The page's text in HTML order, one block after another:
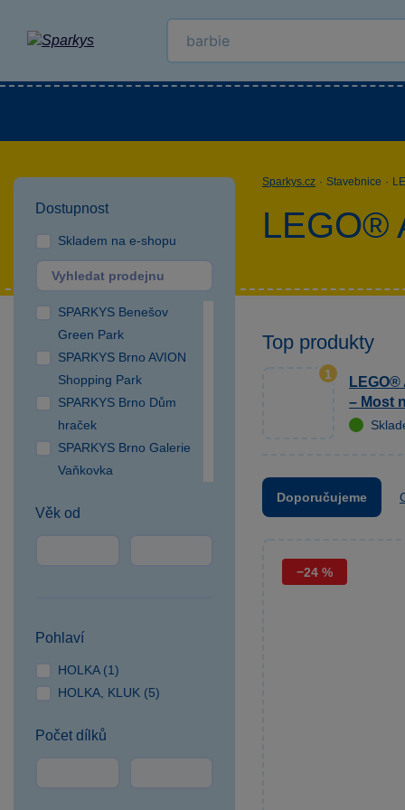
Dostupnost
Skladem na e-shopu
SPARKYS Benešov
Green Park
SPARKYS Brno AVION
Shopping Park
SPARKYS Brno Dům
hraček
SPARKYS Brno Galerie
Vaňkovka
Campus Square
Budějovice NC Géčko
SPEKTRUM
SPARKYS Cheb
Králové
Věk od
Pohlaví
HOLKA (1)
HOLKA, KLUK (5)
Počet dílků
Sparkys.cz · Stavebnice ·
LEGO®
Top produkty
1
LEGO®
– Most
Doporučujeme
−24 %